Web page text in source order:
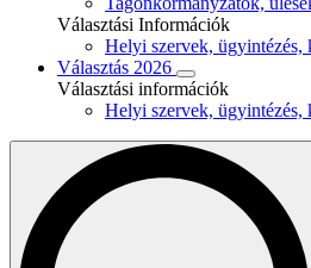
Választási Információk
Helyi szervek, ügyintézés,
Választás 2026
Választási információk
Helyi szervek, ügyintézés,